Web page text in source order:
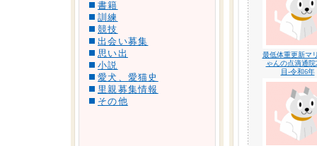
書籍
訓練
競技
出会い募集
思い出
小説
愛犬、愛猫史
里親募集情報
その他
最低体重更新マ
ゃんの点滴通院
目-令和6年